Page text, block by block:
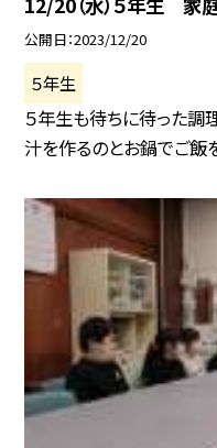
公開日 2023/12/20
５年生
５年生も待ちに待った調
汁を作るのとお鍋でご飯